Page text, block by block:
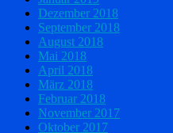
Dezember 2018
September 2018
August 2018
Mai 2018
April 2018
März 2018
Februar 2018
November 2017
Oktober 2017